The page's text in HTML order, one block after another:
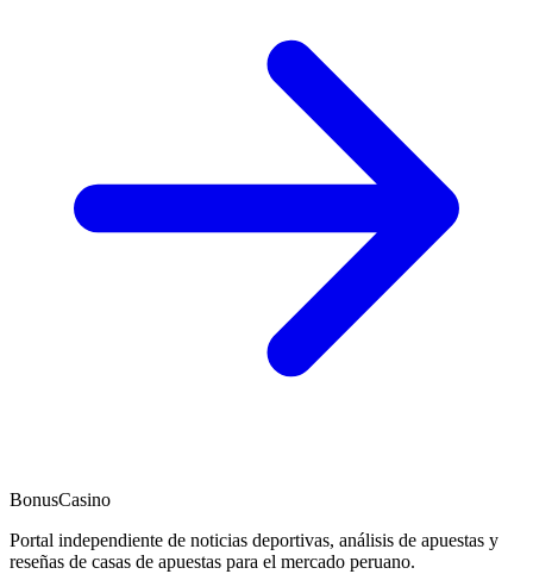
BonusCasino
Portal independiente de noticias deportivas, análisis de apuestas y
reseñas de casas de apuestas para el mercado peruano.